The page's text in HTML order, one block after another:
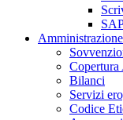
Copertura
Bilanci
Servizi
Codice